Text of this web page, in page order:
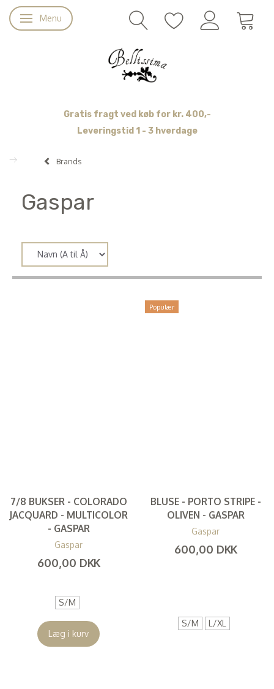
Skifte navigation
Menu
Gratis fragt ved køb for kr. 400,-
Leveringstid 1 - 3 hverdage
Brands
Gaspar
7/8 BUKSER - COLORADO
JACQUARD - MULTICOLOR
- GASPAR
Gaspar
600,00 DKK
S/M
Læg i kurv
Populær
BLUSE - PORTO STRIPE -
OLIVEN - GASPAR
Gaspar
600,00 DKK
S/M L/XL